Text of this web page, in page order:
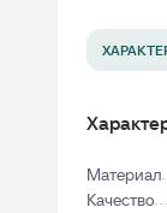
Материал
Качество